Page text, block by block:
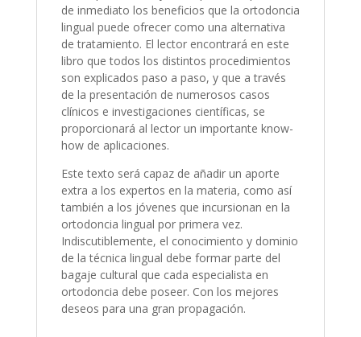
de inmediato los beneficios que la ortodoncia
lingual puede ofrecer como una alternativa
de tratamiento. El lector encontrará en este
libro que todos los distintos procedimientos
son explicados paso a paso, y que a través
de la presentación de numerosos casos
clínicos e investigaciones científicas, se
proporcionará al lector un importante know-
how de aplicaciones.
Este texto será capaz de añadir un aporte
extra a los expertos en la materia, como así
también a los jóvenes que incursionan en la
ortodoncia lingual por primera vez.
Indiscutiblemente, el conocimiento y dominio
de la técnica lingual debe formar parte del
bagaje cultural que cada especialista en
ortodoncia debe poseer. Con los mejores
deseos para una gran propagación.